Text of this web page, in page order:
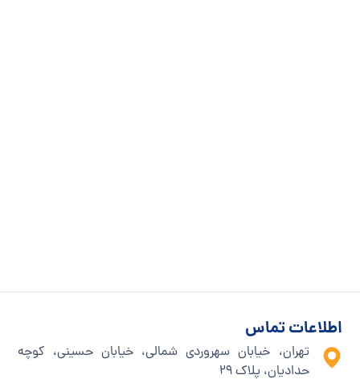
اطلاعات تماس
تهران، خیابان سهروردی شمالی، خیابان حسینی، کوچه
حدادیان، پلاک ۲۹